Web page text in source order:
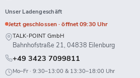
Unser Ladengeschäft
Jetzt geschlossen · öffnet 09:30 Uhr
TALK-POINT GmbH
Bahnhofstraße 21, 04838 Eilenburg
+49 3423 7099811
Mo–Fr · 9:30–13:00 & 13:30–18:00 Uhr